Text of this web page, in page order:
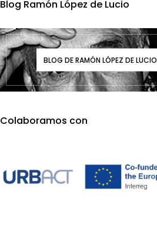
Blog Ramón López de Lucio
BLOG DE RAMÓN LÓPEZ DE LUCIO
Colaboramos con